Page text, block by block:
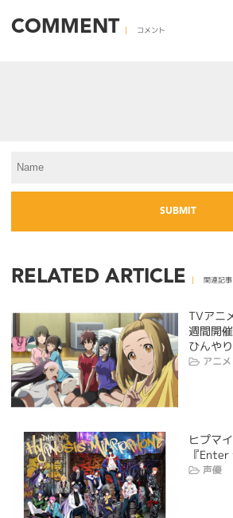
COMMENT コメント
RELATED ARTICLE 関連記事
TVアニ
週間開
ひんや
アニメ
ヒプマ
『
声優